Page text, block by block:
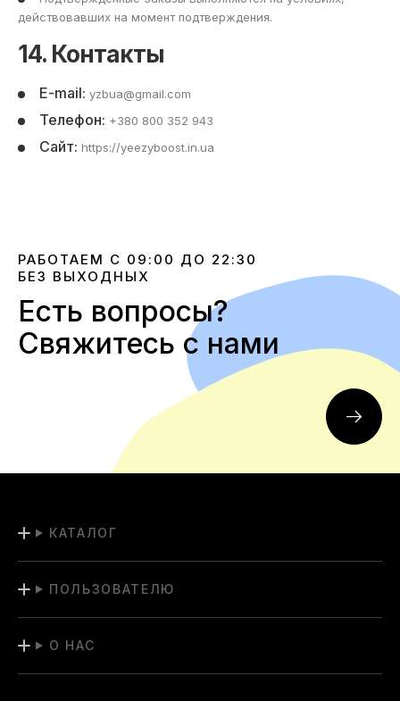
действовавших на момент подтверждения.
14. Контакты
E-mail: yzbua@gmail.com
Телефон: +380 800 352 943
Сайт: https://yeezyboost.in.ua
РАБОТАЕМ С 09:00 ДО 22:30
БЕЗ ВЫХОДНЫХ
Есть вопросы?
Свяжитесь с нами
КАТАЛОГ
ПОЛЬЗОВАТЕЛЮ
О НАС